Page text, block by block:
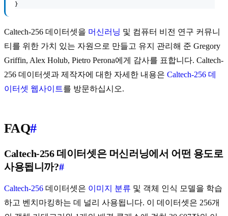
}
Caltech-256 데이터셋을 머신러닝 및 컴퓨터 비전 연구 커뮤니
티를 위한 가치 있는 자원으로 만들고 유지 관리해 준 Gregory
Griffin, Alex Holub, Pietro Perona에게 감사를 표합니다. Caltech-
256 데이터셋과 제작자에 대한 자세한 내용은 Caltech-256 데
이터셋 웹사이트를 방문하십시오.
FAQ#
Caltech-256 데이터셋은 머신러닝에서 어떤 용도로
사용됩니까?#
Caltech-256 데이터셋은 이미지 분류 및 객체 인식 모델을 학습
하고 벤치마킹하는 데 널리 사용됩니다. 이 데이터셋은 256개